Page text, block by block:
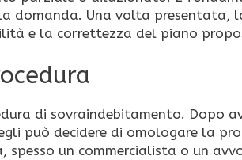
domanda. Una volta presentata,
e la correttezza del piano
di sovraindebitamento. Dopo
può decidere di omologare la
spesso un commercialista o un